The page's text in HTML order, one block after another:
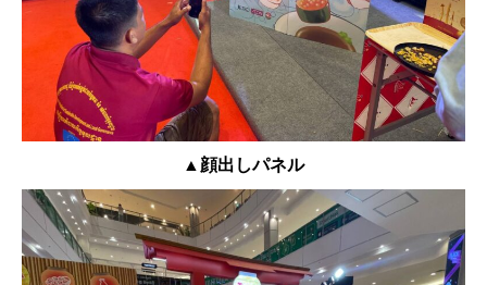
▲顔出しパネル